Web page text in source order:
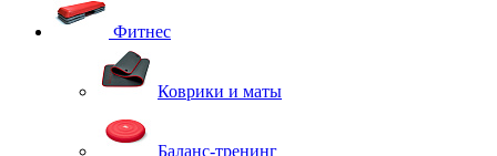
Фитнес
Коврики и маты
Баланс-тренинг